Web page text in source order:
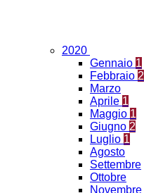
2020
Gennaio 1
Febbraio 2
Marzo
Aprile 1
Maggio 1
Giugno 2
Luglio 1
Agosto
Settembre
Ottobre
Novembre